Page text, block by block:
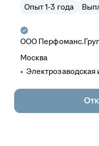
Опыт 1-3 года
ООО
Москва
Электрозаводская